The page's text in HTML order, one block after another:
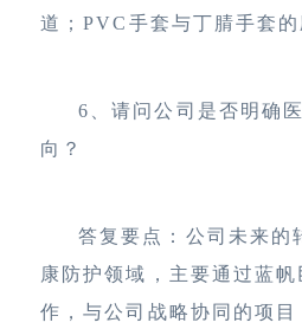
道；PVC手套与丁腈手套
6、请问公司是否明确
向？
答复要点：公司未来的
康防护领域，主要通过蓝
作，与公司战略协同的项目